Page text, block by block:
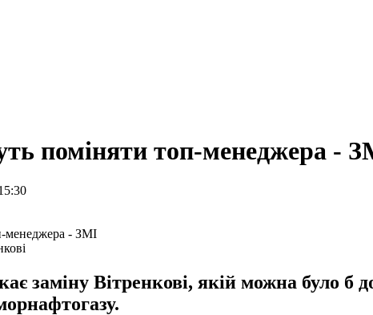
поміняти топ-менеджера -
заміну Вітренкові, якій можна було б